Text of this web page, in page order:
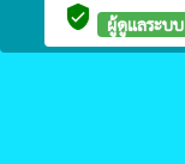
verified_user ผู้ดูแลระบบ